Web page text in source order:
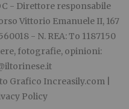
- Direttore responsabile
Vittorio Emanuele II, 167
- N. REA: To 1187150
fotografie, opinioni:
Grafico Increasily.com
Policy